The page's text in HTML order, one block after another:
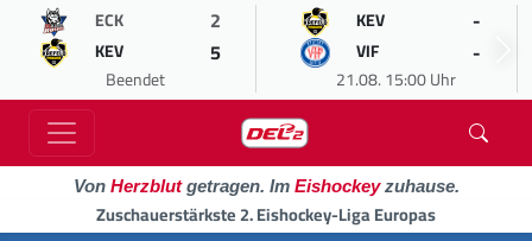
ECK 2
KEV 5
Beendet
KEV -
VIF -
21.08. 15:00 Uhr
Von Herzblutgetragen. Im Eishockeyzuhause.
Zuschauerstärkste 2. Eishockey-Liga Europas